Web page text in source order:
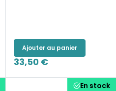
Ajouter au panier
33,50 €
En stock